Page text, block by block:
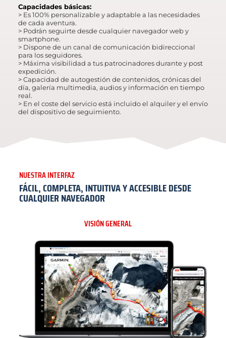
Capacidades básicas:
> Es 100% personalizable y adaptable a las necesidades
de cada aventura.
> Podrán seguirte desde cualquier navegador web y
smartphone.
> Dispone de un canal de comunicación bidireccional
para los seguidores.
> Máxima visibilidad a tus patrocinadores durante y post
expedición.
> Capacidad de autogestión de contenidos, crónicas del
día, galería multimedia, audios y información en tiempo
real.
> En el coste del servicio está incluido el alquiler y el envío
del dispositivo de seguimiento.
NUESTRA INTERFAZ
FÁCIL, COMPLETA, INTUITIVA Y ACCESIBLE DESDE
CUALQUIER NAVEGADOR
VISIÓN GENERAL